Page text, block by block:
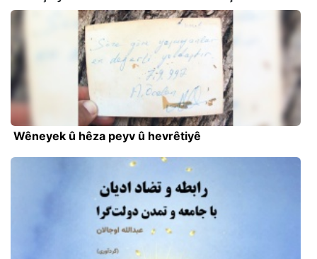
Wêneyek û hêza peyv û hevrêtiyê